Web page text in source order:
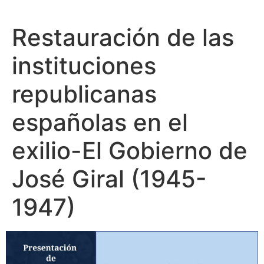
Restauración de las
instituciones
republicanas
españolas en el
exilio-El Gobierno de
José Giral (1945-
1947)